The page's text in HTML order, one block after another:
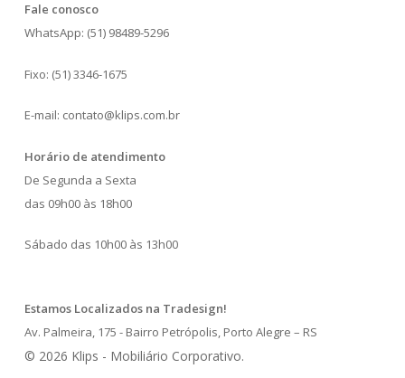
Fale conosco
WhatsApp: (51) 98489-5296
Fixo: (51) 3346-1675
E-mail: contato@klips.com.br
Horário de atendimento
De Segunda a Sexta
das 09h00 às 18h00
Sábado das 10h00 às 13h00
Estamos Localizados na Tradesign!
Av. Palmeira, 175 - Bairro Petrópolis, Porto Alegre – RS
© 2026 Klips - Mobiliário Corporativo.